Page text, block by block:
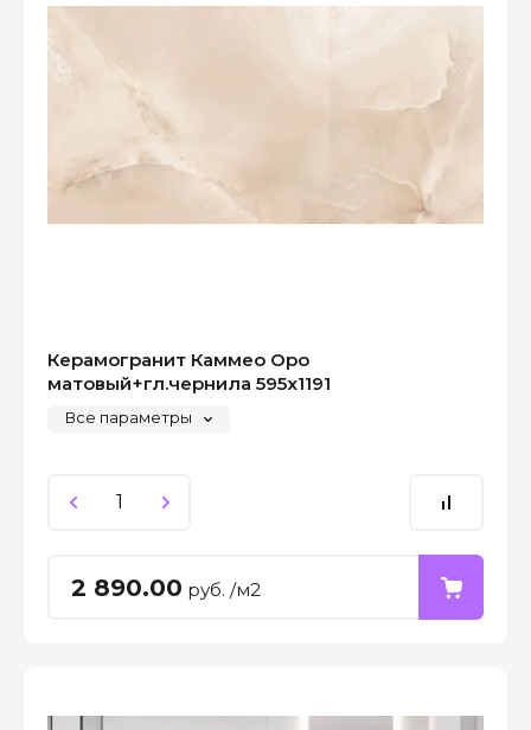
Керамогранит Каммео Оро
матовый+гл.чернила 595x1191
Все параметры
2 890.00 руб. /м2